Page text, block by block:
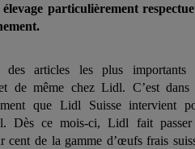
particulièrement
des articles les plus importants
de même chez Lidl. C’est dans
que Lidl Suisse intervient
Dès ce mois-ci, Lidl fait
de la gamme d’œufs frais